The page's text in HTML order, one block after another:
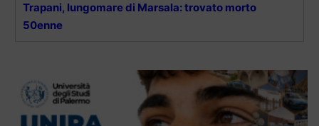
Trapani, lungomare di Marsala: trovato morto
50enne